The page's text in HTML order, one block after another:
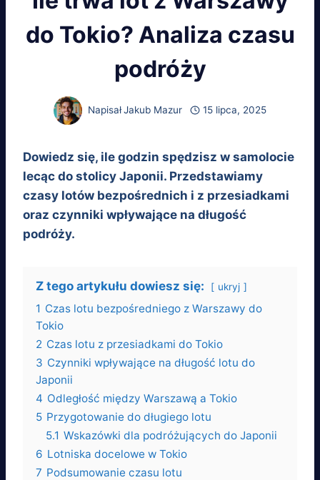
do Tokio? Analiza czasu
podróży
NapisałJakub Mazur 15 lipca, 2025
Dowiedz się, ile godzin spędzisz w samolocie
lecąc do stolicy Japonii. Przedstawiamy
czasy lotów bezpośrednich i z przesiadkami
oraz czynniki wpływające na długość
podróży.
Z tego artykułu dowiesz się: ukryj
1 Czas lotu bezpośredniego z Warszawy do
Tokio
2 Czas lotu z przesiadkami do Tokio
3 Czynniki wpływające na długość lotu do
Japonii
4 Odległość między Warszawą a Tokio
5 Przygotowanie do długiego lotu
5.1 Wskazówki dla podróżujących do Japonii
6 Lotniska docelowe w Tokio
7 Podsumowanie czasu lotu